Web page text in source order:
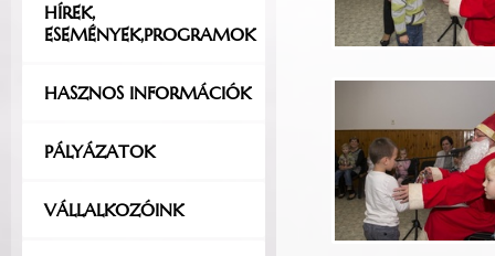
HÍREK,
ESEMÉNYEK,PROGRAMOK
HASZNOS INFORMÁCIÓK
PÁLYÁZATOK
VÁLLALKOZÓINK